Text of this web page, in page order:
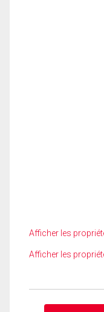
Afficher les
Afficher les